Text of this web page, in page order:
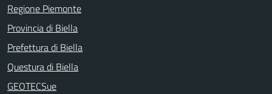
Regione Piemonte
Provincia di Biella
Prefettura di Biella
Questura di Biella
GEOTECSue